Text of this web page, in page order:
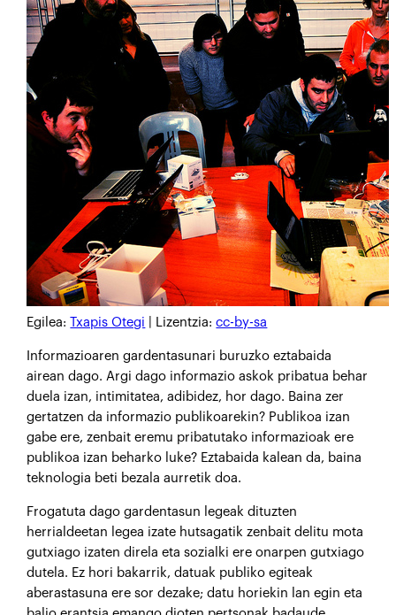
Egilea: Txapis Otegi | Lizentzia:cc-by-sa
Informazioaren gardentasunari buruzko eztabaida
airean dago. Argi dago informazio askok pribatua behar
duela izan, intimitatea, adibidez, hor dago. Baina zer
gertatzen da informazio publikoarekin? Publikoa izan
gabe ere, zenbait eremu pribatutako informazioak ere
publikoa izan beharko luke? Eztabaida kalean da, baina
teknologia beti bezala aurretik doa.
Frogatuta dago gardentasun legeak dituzten
herrialdeetan legea izate hutsagatik zenbait delitu mota
gutxiago izaten direla eta sozialki ere onarpen gutxiago
dutela. Ez hori bakarrik, datuak publiko egiteak
aberastasuna ere sor dezake; datu horiekin lan egin eta